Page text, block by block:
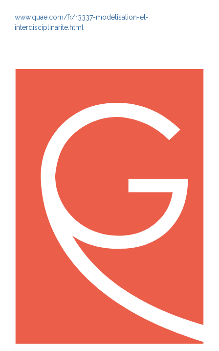
www.quae.com/fr/r3337-modelisation-et-
interdisciplinarite.html